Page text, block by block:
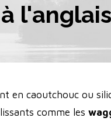
en caoutchouc ou
comme les